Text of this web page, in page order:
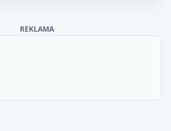
REKLAMA